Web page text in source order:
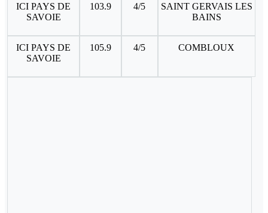
ICI PAYS DE
SAVOIE
103.9 4/5
SAINT GERVAIS LES
BAINS
ICI PAYS DE
SAVOIE
105.9 4/5 COMBLOUX